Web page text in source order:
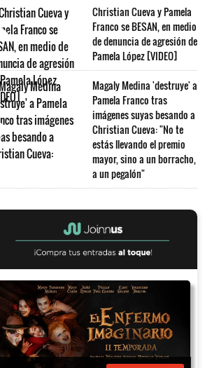
Christian Cueva y Pamela
Franco se BESAN, en medio
de denuncia de agresión de
Pamela López [VIDEO]
Magaly Medina 'destruye' a
Pamela Franco tras
imágenes suyas besando a
Christian Cueva: "No te
estás llevando el premio
mayor, sino a un borracho,
a un pegalón"